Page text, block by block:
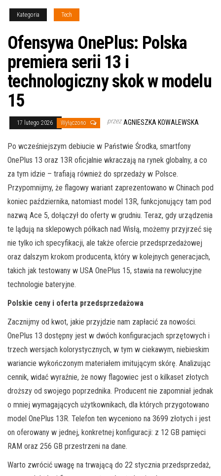
Kategoria Tech
Ofensywa OnePlus: Polska
premiera serii 13 i
technologiczny skok w modelu
15
17 lutego 2026 Wyłączono przez AGNIESZKA KOWALEWSKA
Po wcześniejszym debiucie w Państwie Środka, smartfony
OnePlus 13 oraz 13R oficjalnie wkraczają na rynek globalny, a co
za tym idzie – trafiają również do sprzedaży w Polsce.
Przypomnijmy, że flagowy wariant zaprezentowano w Chinach pod
koniec października, natomiast model 13R, funkcjonujący tam pod
nazwą Ace 5, dołączył do oferty w grudniu. Teraz, gdy urządzenia
te lądują na sklepowych półkach nad Wisłą, możemy przyjrzeć się
nie tylko ich specyfikacji, ale także ofercie przedsprzedażowej
oraz dalszym krokom producenta, który w kolejnych generacjach,
takich jak testowany w USA OnePlus 15, stawia na rewolucyjne
technologie bateryjne.
Polskie ceny i oferta przedsprzedażowa
Zacznijmy od kwot, jakie przyjdzie nam zapłacić za nowości.
OnePlus 13 dostępny jest w dwóch konfiguracjach sprzętowych i
trzech wersjach kolorystycznych, w tym w ciekawym, niebieskim
wariancie wykończonym materiałem imitującym skórę. Analizując
cennik, widać wyraźnie, że nowy flagowiec jest o kilkaset złotych
droższy od swojego poprzednika. Producent nie zapomniał jednak
o mniej wymagających użytkownikach, dla których przygotowano
model OnePlus 13R. Telefon ten wyceniono na 3699 złotych i jest
on oferowany w jednej, konkretnej konfiguracji: z 12 GB pamięci
RAM oraz 256 GB przestrzeni na dane.
Warto zwrócić uwagę na trwającą do 22 stycznia przedsprzedaż,